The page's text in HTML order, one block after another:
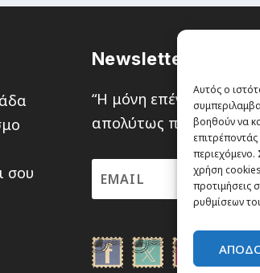
Αυτός ο
βοηθούν να
περιεχόμενο.
χρήση cookies
προτιμήσεις
ρυθμίσεων
σου
Newsletter
“H μόνη επένδυση από
απολύτως πιθανότητα